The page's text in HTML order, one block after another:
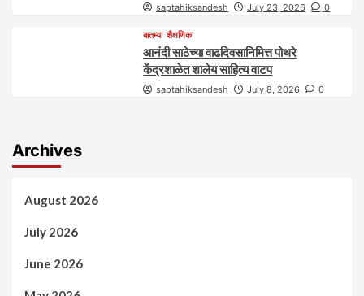
saptahiksandesh July 23, 2026 0
बातम्या शैक्षणिक
आनंदी साठेच्या वाढदिवसानिमित्त पोथरे
केंद्रशाळेत शालेय साहित्य वाटप
saptahiksandesh July 8, 2026 0
Archives
August 2026
July 2026
June 2026